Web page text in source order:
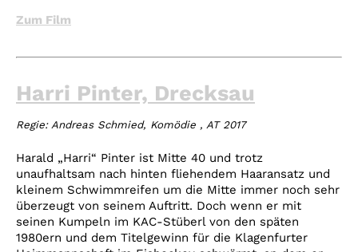
Zum Film
Harri Pinter, Drecksau
Regie: Andreas Schmied, Komödie , AT 2017
Harald „Harri“ Pinter ist Mitte 40 und trotz
unaufhaltsam nach hinten fliehendem Haaransatz und
kleinem Schwimmreifen um die Mitte immer noch sehr
überzeugt von seinem Auftritt. Doch wenn er mit
seinen Kumpeln im KAC-Stüberl von den späten
1980ern und dem Titelgewinn für die Klagenfurter